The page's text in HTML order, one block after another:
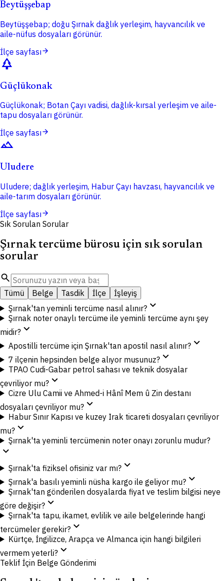
Beytüşşebap
Beytüşşebap; doğu Şırnak dağlık yerleşim, hayvancılık ve
aile-nüfus dosyaları görünür.
İlçe sayfasıarrow_forward
park
Güçlükonak
Güçlükonak; Botan Çayı vadisi, dağlık-kırsal yerleşim ve aile-
tapu dosyaları görünür.
İlçe sayfasıarrow_forward
terrain
Uludere
Uludere; dağlık yerleşim, Habur Çayı havzası, hayvancılık ve
aile-tarım dosyaları görünür.
İlçe sayfasıarrow_forward
Sık Sorulan Sorular
Şırnak tercüme bürosu için sık sorulan
sorular
search
Tümü Belge Tasdik İlçe
İşleyiş
Şırnak'tan yeminli tercüme nasıl alınır?expand_more
Şırnak noter onaylı tercüme ile yeminli tercüme aynı şey
midir? expand_more
Apostilli tercüme için Şırnak'tan apostil nasıl alınır?expand_more
7 ilçenin hepsinden belge alıyor musunuz?expand_more
TPAO Cudi-Gabar petrol sahası ve teknik dosyalar
çevriliyor mu? expand_more
Cizre Ulu Camii ve Ahmed-i Hânî Mem û Zin destanı
dosyaları çevriliyor mu? expand_more
Habur Sınır Kapısı ve kuzey Irak ticareti dosyaları çevriliyor
mu? expand_more
Şırnak'ta yeminli tercümenin noter onayı zorunlu mudur?
expand_more
Şırnak'ta fiziksel ofisiniz var mı?expand_more
Şırnak'a basılı yeminli nüsha kargo ile geliyor mu?expand_more
Şırnak'tan gönderilen dosyalarda fiyat ve teslim bilgisi neye
göre değişir? expand_more
Şırnak'ta tapu, ikamet, evlilik ve aile belgelerinde hangi
tercümeler gerekir? expand_more
Kürtçe, İngilizce, Arapça ve Almanca için hangi bilgileri
vermem yeterli? expand_more
Teklif İçin Belge Gönderimi